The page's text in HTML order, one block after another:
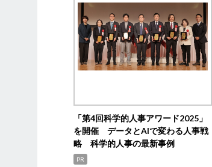
「第4回科学的人事アワード2025」
を開催 データとAIで変わる人事戦
略 科学的人事の最新事例
PR